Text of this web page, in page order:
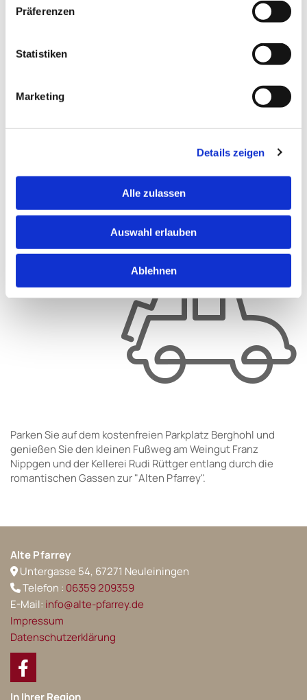
Präferenzen
Statistiken
Marketing
Details zeigen
Alle zulassen
Auswahl erlauben
Ablehnen
PARKEN
Parken Sie auf dem kostenfreien Parkplatz Berghohl und
genießen Sie den kleinen Fußweg am Weingut Franz
Nippgen und der Kellerei Rudi Rüttger entlang durch die
romantischen Gassen zur "Alten Pfarrey".
Alte Pfarrey
 Untergasse 54, 67271 Neuleiningen
 Telefon : 06359 209359
E-Mail: info@alte-pfarrey.de
Impressum
Datenschutzerklärung
In Ihrer Region